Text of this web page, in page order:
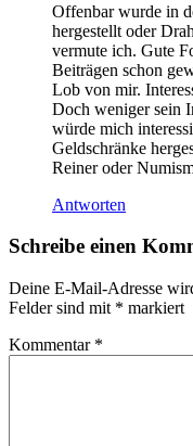
Offenbar wurde in
hergestellt oder
vermute ich. Gute
Beiträgen schon
Lob von mir.
Doch weniger sein
würde mich
Geldschränke
Reiner oder
Antworten
Schreibe einen
Deine E-Mail-Adresse
Felder sind mit * markiert
Kommentar *